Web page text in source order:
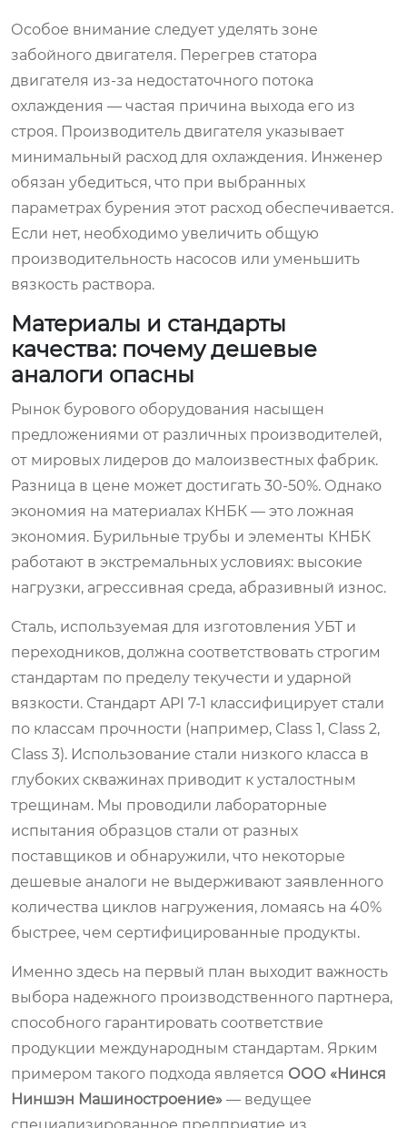
Особое внимание следует уделять зоне
забойного двигателя. Перегрев статора
двигателя из-за недостаточного потока
охлаждения — частая причина выхода его из
строя. Производитель двигателя указывает
минимальный расход для охлаждения. Инженер
обязан убедиться, что при выбранных
параметрах бурения этот расход обеспечивается.
Если нет, необходимо увеличить общую
производительность насосов или уменьшить
вязкость раствора.
Материалы и стандарты
качества: почему дешевые
аналоги опасны
Рынок бурового оборудования насыщен
предложениями от различных производителей,
от мировых лидеров до малоизвестных фабрик.
Разница в цене может достигать 30-50%. Однако
экономия на материалах КНБК — это ложная
экономия. Бурильные трубы и элементы КНБК
работают в экстремальных условиях: высокие
нагрузки, агрессивная среда, абразивный износ.
Сталь, используемая для изготовления УБТ и
переходников, должна соответствовать строгим
стандартам по пределу текучести и ударной
вязкости. Стандарт API 7-1 классифицирует стали
по классам прочности (например, Class 1, Class 2,
Class 3). Использование стали низкого класса в
глубоких скважинах приводит к усталостным
трещинам. Мы проводили лабораторные
испытания образцов стали от разных
поставщиков и обнаружили, что некоторые
дешевые аналоги не выдерживают заявленного
количества циклов нагружения, ломаясь на 40%
быстрее, чем сертифицированные продукты.
Именно здесь на первый план выходит важность
выбора надежного производственного партнера,
способного гарантировать соответствие
продукции международным стандартам. Ярким
примером такого подхода является ООО «Нинся
Ниншэн Машиностроение» — ведущее
специализированное предприятие из